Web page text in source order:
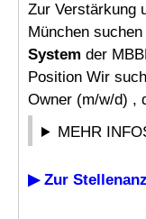
Zur Verstärkung
München
System der
Position Wir
Owner (m/w/d) ,
MEHR
▶ Zur